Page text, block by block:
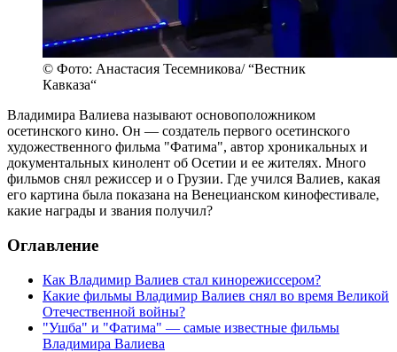
© Фото: Анастасия Тесемникова/ “Вестник
Кавказа“
Владимира Валиева называют основоположником
осетинского кино. Он — создатель первого осетинского
художественного фильма "Фатима", автор хроникальных и
документальных кинолент об Осетии и ее жителях. Много
фильмов снял режиссер и о Грузии. Где учился Валиев, какая
его картина была показана на Венецианском кинофестивале,
какие награды и звания получил?
Оглавление
Как Владимир Валиев стал кинорежиссером?
Какие фильмы Владимир Валиев снял во время Великой
Отечественной войны?
"Ушба" и "Фатима" — самые известные фильмы
Владимира Валиева